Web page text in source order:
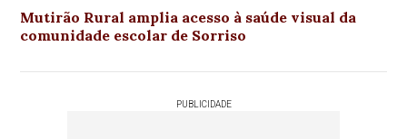
Mutirão Rural amplia acesso à saúde visual da
comunidade escolar de Sorriso
PUBLICIDADE